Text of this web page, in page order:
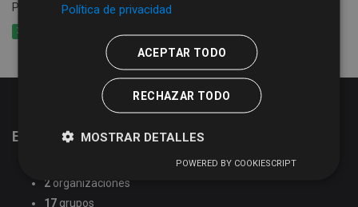
Provincia de Salamanca.
XLSX
Estadísticas del portal de datos abiertos
2 organizaciones
17 grupos
Política de privacidad
ACEPTAR TODO
RECHAZAR TODO
MOSTRAR DETALLES
POWERED BY COOKIESCRIPT